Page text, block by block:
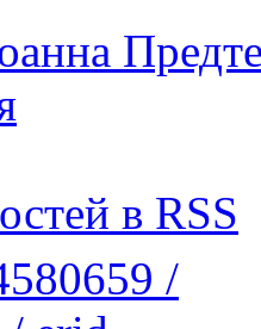
в RSS